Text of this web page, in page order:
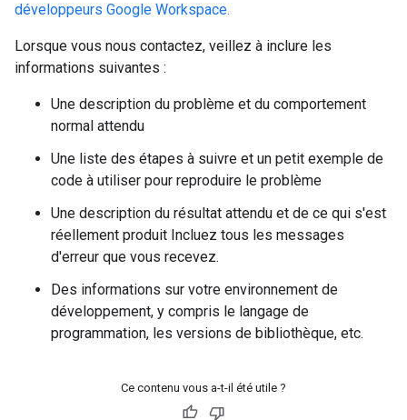
développeurs Google Workspace.
Lorsque vous nous contactez, veillez à inclure les
informations suivantes :
Une description du problème et du comportement
normal attendu
Une liste des étapes à suivre et un petit exemple de
code à utiliser pour reproduire le problème
Une description du résultat attendu et de ce qui s'est
réellement produit Incluez tous les messages
d'erreur que vous recevez.
Des informations sur votre environnement de
développement, y compris le langage de
programmation, les versions de bibliothèque, etc.
Ce contenu vous a-t-il été utile ?